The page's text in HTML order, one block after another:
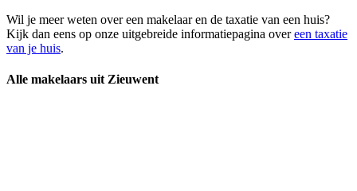
Wil je meer weten over een makelaar en de taxatie van een huis?
Kijk dan eens op onze uitgebreide informatiepagina overeen taxatie
van je huis.
Alle makelaars uit Zieuwent